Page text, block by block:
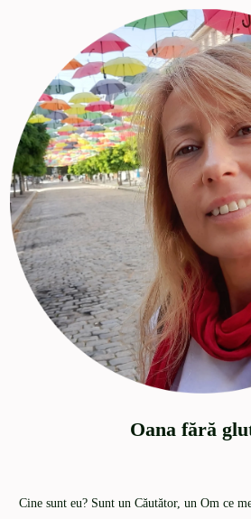
Oana fără
Cine sunt eu? Sunt un Căutător, un Om ce